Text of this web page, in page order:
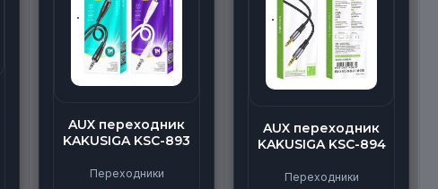
AUX переходник
KAKUSIGA KSC-893
Переходники
AUX переходник
KAKUSIGA KSC-894
Переходники